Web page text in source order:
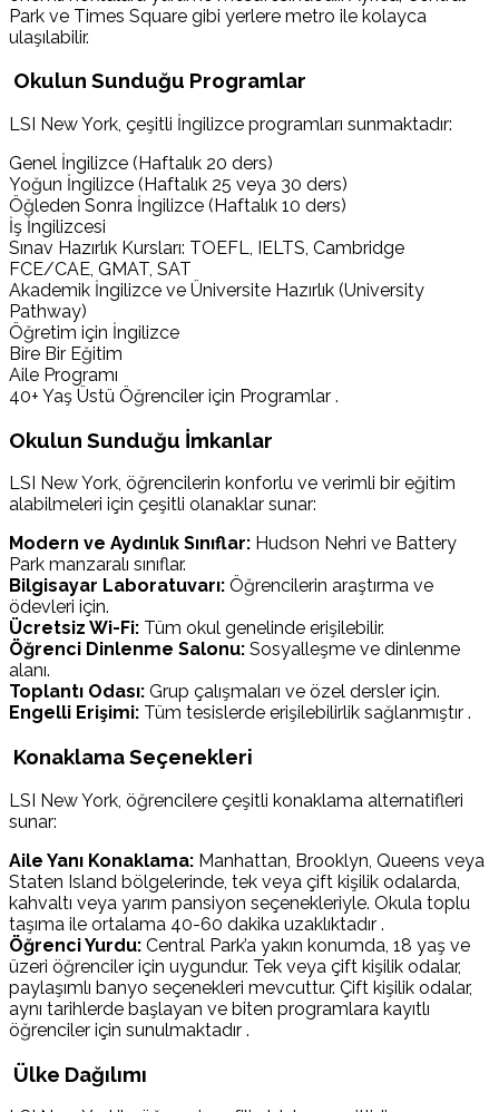
Park ve Times Square gibi yerlere metro ile kolayca
ulaşılabilir.
Okulun Sunduğu Programlar
LSI New York, çeşitli İngilizce programları sunmaktadır:
Genel İngilizce (Haftalık 20 ders)
Yoğun İngilizce (Haftalık 25 veya 30 ders)
Öğleden Sonra İngilizce (Haftalık 10 ders)
İş İngilizcesi
Sınav Hazırlık Kursları: TOEFL, IELTS, Cambridge
FCE/CAE, GMAT, SAT
Akademik İngilizce ve Üniversite Hazırlık (University
Pathway)
Öğretim için İngilizce
Bire Bir Eğitim
Aile Programı
40+ Yaş Üstü Öğrenciler için Programlar .
Okulun Sunduğu İmkanlar
LSI New York, öğrencilerin konforlu ve verimli bir eğitim
alabilmeleri için çeşitli olanaklar sunar:
Modern ve Aydınlık Sınıflar: Hudson Nehri ve Battery
Park manzaralı sınıflar.
Bilgisayar Laboratuvarı: Öğrencilerin araştırma ve
ödevleri için.
Ücretsiz Wi-Fi: Tüm okul genelinde erişilebilir.
Öğrenci Dinlenme Salonu: Sosyalleşme ve dinlenme
alanı.
Toplantı Odası: Grup çalışmaları ve özel dersler için.
Engelli Erişimi: Tüm tesislerde erişilebilirlik sağlanmıştır .
Konaklama Seçenekleri
LSI New York, öğrencilere çeşitli konaklama alternatifleri
sunar:
Aile Yanı Konaklama: Manhattan, Brooklyn, Queens veya
Staten Island bölgelerinde, tek veya çift kişilik odalarda,
kahvaltı veya yarım pansiyon seçenekleriyle. Okula toplu
taşıma ile ortalama 40-60 dakika uzaklıktadır .
Öğrenci Yurdu: Central Park’a yakın konumda, 18 yaş ve
üzeri öğrenciler için uygundur. Tek veya çift kişilik odalar,
paylaşımlı banyo seçenekleri mevcuttur. Çift kişilik odalar,
aynı tarihlerde başlayan ve biten programlara kayıtlı
öğrenciler için sunulmaktadır .
Ülke Dağılımı